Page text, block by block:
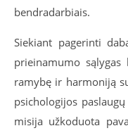
bendradarbiais.
Siekiant pagerinti
prieinamumo
ramybę ir harmoniją
psichologijos
misija užkoduota